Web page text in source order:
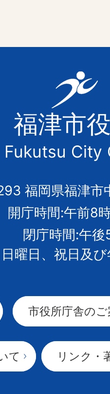
福
津
市
の
市
章
福津市
Fukutsu City
福岡県福津市
開庁時間:午前8
閉庁時間:午後
曜日、祝日及
市役所庁舎の
て リンク・